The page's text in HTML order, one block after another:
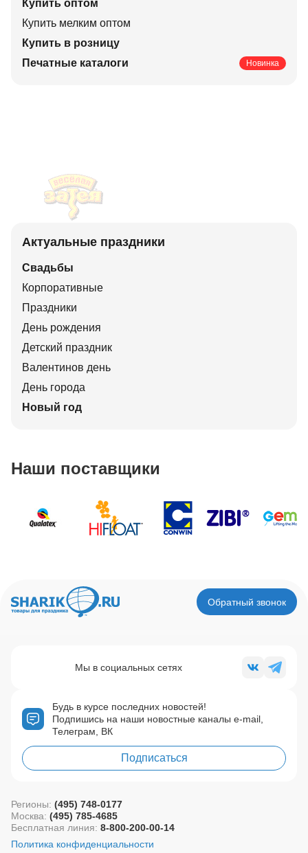
Купить оптом
Купить мелким оптом
Купить в розницу
Печатные каталоги
Новинка
Актуальные праздники
Свадьбы
Корпоративные
Праздники
День рождения
Детский праздник
Валентинов день
День города
Новый год
Наши поставщики
Обратный звонок
Будь в курсе последних новостей!
Подпишись на наши новостные каналы e-mail,
Телеграм, ВК
Подписаться
Мы в социальных сетях
Регионы: (495) 748-0177
Москва: (495) 785-4685
Бесплатная линия: 8-800-200-00-14
Политика конфиденциальности